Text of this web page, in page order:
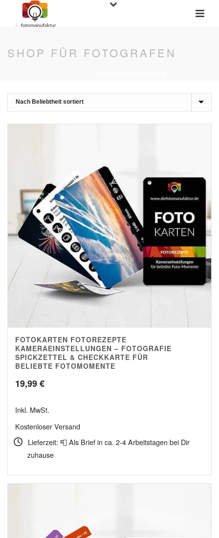
SHOP FÜR FOTOGRAFEN
4.97
FOTOKARTEN FOTOREZEPTE
KAMERAEINSTELLUNGEN – FOTOGRAFIE
SPICKZETTEL & CHECKKARTE FÜR
BELIEBTE FOTOMOMENTE
19,99€
Inkl. MwSt.
Kostenloser Versand
Lieferzeit: 📮 Als Brief in ca. 2-4 Arbeitstagen bei Dir
zuhause